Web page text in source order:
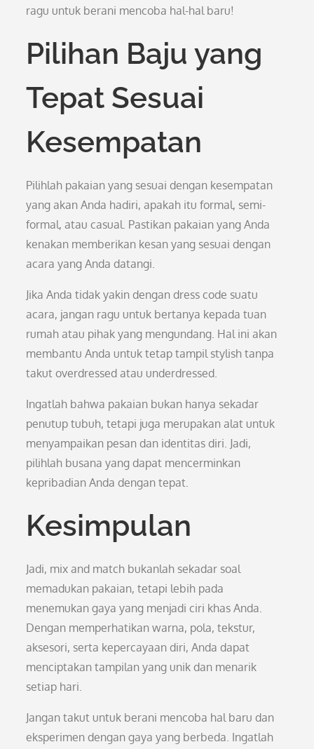
ragu untuk berani mencoba hal-hal baru!
Pilihan Baju yang
Tepat Sesuai
Kesempatan
Pilihlah pakaian yang sesuai dengan kesempatan
yang akan Anda hadiri, apakah itu formal, semi-
formal, atau casual. Pastikan pakaian yang Anda
kenakan memberikan kesan yang sesuai dengan
acara yang Anda datangi.
Jika Anda tidak yakin dengan dress code suatu
acara, jangan ragu untuk bertanya kepada tuan
rumah atau pihak yang mengundang. Hal ini akan
membantu Anda untuk tetap tampil stylish tanpa
takut overdressed atau underdressed.
Ingatlah bahwa pakaian bukan hanya sekadar
penutup tubuh, tetapi juga merupakan alat untuk
menyampaikan pesan dan identitas diri. Jadi,
pilihlah busana yang dapat mencerminkan
kepribadian Anda dengan tepat.
Kesimpulan
Jadi, mix and match bukanlah sekadar soal
memadukan pakaian, tetapi lebih pada
menemukan gaya yang menjadi ciri khas Anda.
Dengan memperhatikan warna, pola, tekstur,
aksesori, serta kepercayaan diri, Anda dapat
menciptakan tampilan yang unik dan menarik
setiap hari.
Jangan takut untuk berani mencoba hal baru dan
eksperimen dengan gaya yang berbeda. Ingatlah